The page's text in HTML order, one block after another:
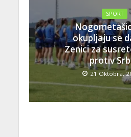
SPORT
okupljaju se
Zenici za
protiv
21 Oktobra,